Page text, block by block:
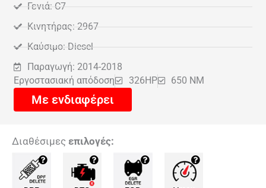
Γενιά: C7
Κινητήρας: 2967
Καύσιμο: Diesel
Παραγωγή: 2014-2018
Εργοστασιακή απόδοση
326HP 650 NM
Με ενδιαφέρει
Διαθέσιμες επιλογές: